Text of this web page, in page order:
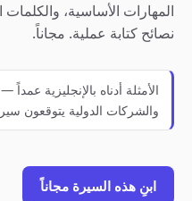
نصائح كتابة عملية. مجاناً.
الأمثلة أدناه بالإنجليزية
والشركات الدولية يتوقعون سيرة
ابنِ هذه السيرة مجاناً